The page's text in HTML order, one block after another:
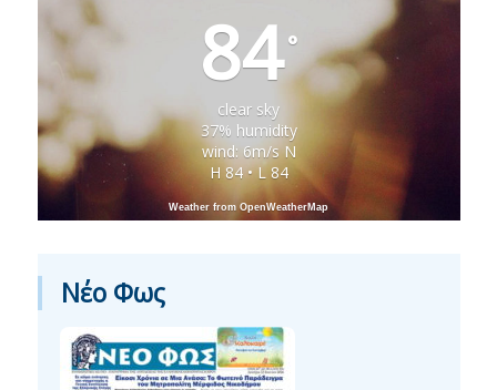
84°
clear sky
37% humidity
wind: 6m/s N
H 84 • L 84
Weather from OpenWeatherMap
Νέο Φως